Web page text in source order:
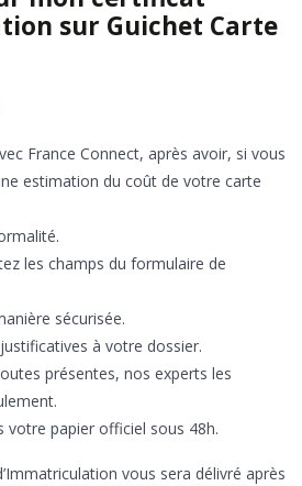
sur Guichet Carte
France Connect, après avoir, si vous
estimation du coût de votre carte
les champs du formulaire de
sécurisée.
à votre dossier.
présentes, nos experts les
votre papier officiel sous 48h.
vous sera délivré après